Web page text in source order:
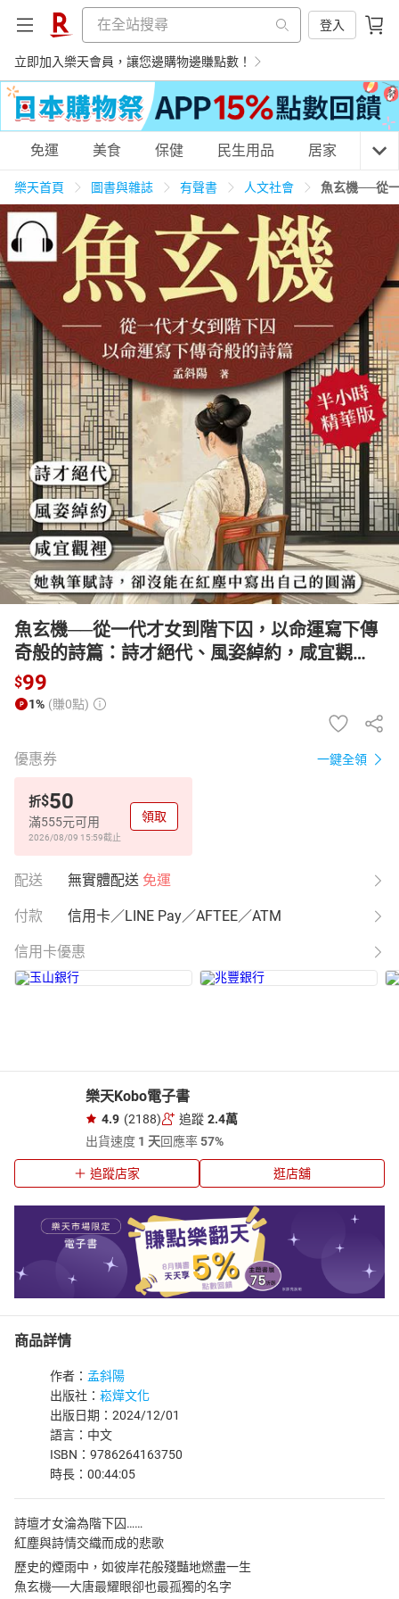
登入
立即加入樂天會員，讓您邊購物邊賺點數！
購物網分類
天天免運 美食蛋糕 養生保健 民生用品
居家生活 3C家電 運動休閒 親子玩具
女裝 男裝 化妝保養 情趣用品
日本購物 電子/紙本書
免運 美食 保健 民生用品 居家 3C
樂天首頁 圖書與雜誌 有聲書 人文社會 魚玄機──從
魚玄機──從一代才女到階下囚，以命運寫下傳
奇般的詩篇：詩才絕代、風姿綽約，咸宜觀
裡，她執筆賦詩，卻沒能在紅塵中寫出自己的
圓滿【有聲書】
$99
1% (賺0點)
優惠券 一鍵全領
折$50
滿555元可用
2026/08/09 15:59截止
領取
配送 無實體配送 免運
付款 信用卡／LINE Pay／AFTEE／ATM
信用卡優惠
樂天Kobo電子書
4.9 (2188) 追蹤 2.4萬
出貨速度 1 天回應率57%
追蹤店家 逛店舖
商品詳情
作者： 孟斜陽
出版社： 崧燁文化
出版日期：2024/12/01
語言：中文
ISBN：9786264163750
時長：00:44:05
詩壇才女淪為階下囚……
紅塵與詩情交織而成的悲歌
歷史的煙雨中，如彼岸花般殘豔地燃盡一生
魚玄機──大唐最耀眼卻也最孤獨的名字